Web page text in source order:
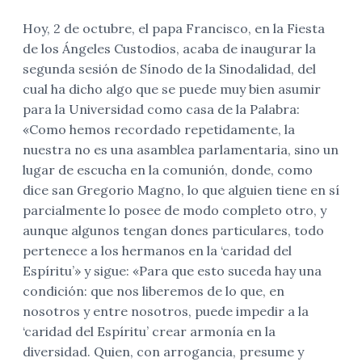
Hoy, 2 de octubre, el papa Francisco, en la Fiesta
de los Ángeles Custodios, acaba de inaugurar la
segunda sesión de Sínodo de la Sinodalidad, del
cual ha dicho algo que se puede muy bien asumir
para la Universidad como casa de la Palabra:
«Como hemos recordado repetidamente, la
nuestra no es una asamblea parlamentaria, sino un
lugar de escucha en la comunión, donde, como
dice san Gregorio Magno, lo que alguien tiene en sí
parcialmente lo posee de modo completo otro, y
aunque algunos tengan dones particulares, todo
pertenece a los hermanos en la ‘caridad del
Espíritu’» y sigue: «Para que esto suceda hay una
condición: que nos liberemos de lo que, en
nosotros y entre nosotros, puede impedir a la
‘caridad del Espíritu’ crear armonía en la
diversidad. Quien, con arrogancia, presume y